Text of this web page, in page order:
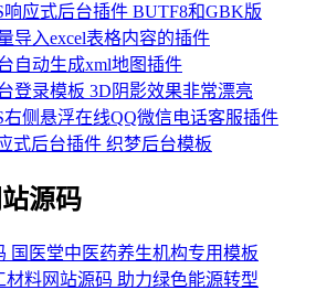
应式后台插件 BUTF8和GBK版
导入excel表格内容的插件
自动生成xml地图插件
登录模板 3D阴影效果非常漂亮
侧悬浮在线QQ微信电话客服插件
式后台插件 织梦后台模板
源码
国医堂中医药养生机构专用模板
材料网站源码 助力绿色能源转型